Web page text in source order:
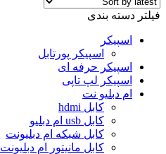
فیلتر دسته بندی
اسپیکر
اسپیکر پورتابل
اسپیکر حرفه ای
اسپیکر لپ تاپی
ام دبلیو نت
کابل hdmi
کابل usb ام دبلیو
کابل شبکه ام دبلیونت
کابل مانیتور ام دبلیونت